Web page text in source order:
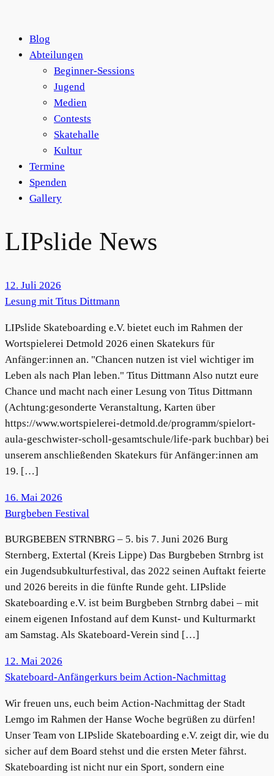
Blog
Abteilungen
Beginner-Sessions
Jugend
Medien
Contests
Skatehalle
Kultur
Termine
Spenden
Gallery
LIPslide News
12. Juli 2026
Lesung mit Titus Dittmann
LIPslide Skateboarding e.V. bietet euch im Rahmen der
Wortspielerei Detmold 2026 einen Skatekurs für
Anfänger:innen an. "Chancen nutzen ist viel wichtiger im
Leben als nach Plan leben." Titus Dittmann Also nutzt eure
Chance und macht nach einer Lesung von Titus Dittmann
(Achtung:gesonderte Veranstaltung, Karten über
https://www.wortspielerei-detmold.de/programm/spielort-
aula-geschwister-scholl-gesamtschule/life-park buchbar) bei
unserem anschließenden Skatekurs für Anfänger:innen am
19. […]
16. Mai 2026
Burgbeben Festival
BURGBEBEN STRNBRG – 5. bis 7. Juni 2026 Burg
Sternberg, Extertal (Kreis Lippe) Das Burgbeben Strnbrg ist
ein Jugendsubkulturfestival, das 2022 seinen Auftakt feierte
und 2026 bereits in die fünfte Runde geht. LIPslide
Skateboarding e.V. ist beim Burgbeben Strnbrg dabei – mit
einem eigenen Infostand auf dem Kunst- und Kulturmarkt
am Samstag. Als Skateboard-Verein sind […]
12. Mai 2026
Skateboard-Anfängerkurs beim Action-Nachmittag
Wir freuen uns, euch beim Action-Nachmittag der Stadt
Lemgo im Rahmen der Hanse Woche begrüßen zu dürfen!
Unser Team von LIPslide Skateboarding e.V. zeigt dir, wie du
sicher auf dem Board stehst und die ersten Meter fährst.
Skateboarding ist nicht nur ein Sport, sondern eine